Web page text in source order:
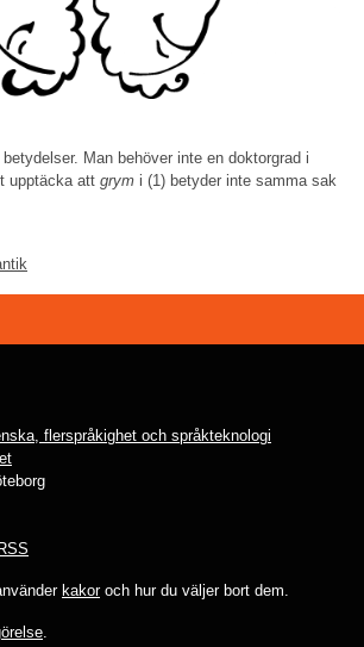
Man behöver inte en doktorgrad i
upptäcka att grym i (1) betyder inte samma sak
flerspråkighet och språkteknologi
kakoroch hur du väljer bort dem.
.